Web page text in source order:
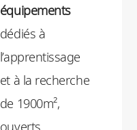
équipements
dédiés à
l’apprentissage
et à la recherche
de 1900m²,
ouverts